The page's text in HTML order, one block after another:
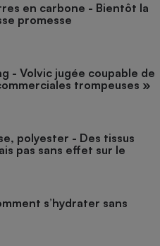
en carbone - Bientôt la
promesse
- Volvic jugée coupable de
trompeuses »
polyester - Des tissus
pas sans effet sur le
s’hydrater sans